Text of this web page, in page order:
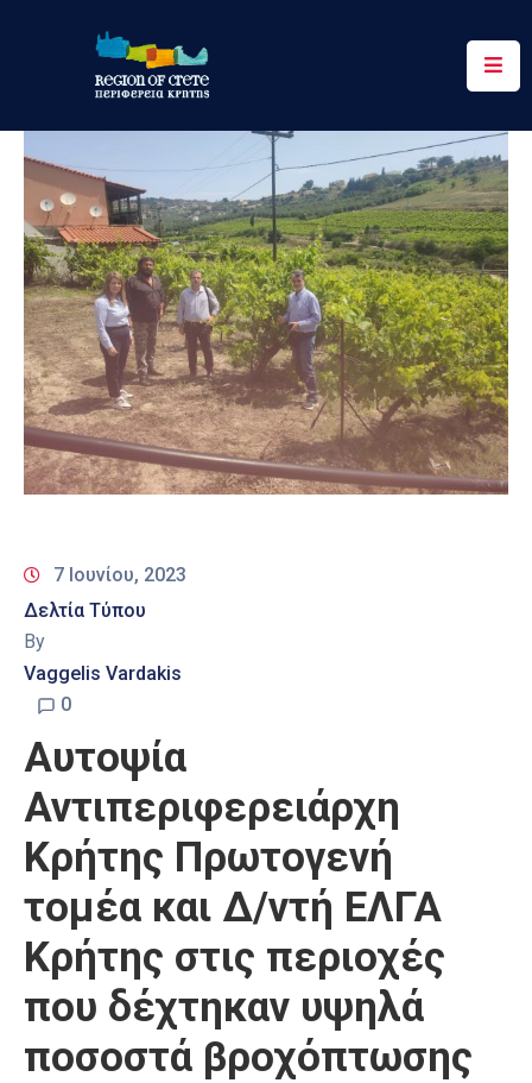
Περιφέρεια
Ενημέρωση
Έργα
&
Δράσεις
Ψηφιακές
Υπηρεσίες
Επικοινωνία
7 Ιουνίου, 2023
Δελτία Τύπου
By
Vaggelis Vardakis
0
Αυτοψία
Αντιπεριφερειάρχη
Κρήτης Πρωτογενή
τομέα και Δ/ντή ΕΛΓΑ
Κρήτης στις περιοχές
που δέχτηκαν υψηλά
ποσοστά βροχόπτωσης